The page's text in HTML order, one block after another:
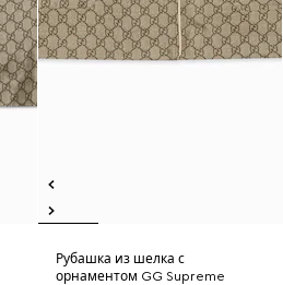
Рубашка из шелка с
орнаментом GG Supreme